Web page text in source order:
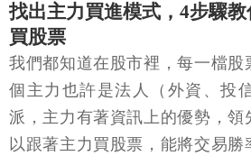
找出主力買進模式，4步驟
買股票
我們都知道在股市裡，每一檔股
個主力也許是法人（外資、投
派，主力有著資訊上的優勢，領
以跟著主力買股票，能將交易